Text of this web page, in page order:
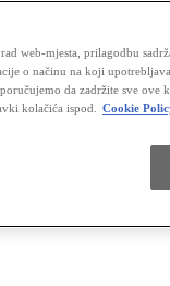
web-mjesta, prilagodbu
o načinu na koji
da zadržite sve ove
kolačića ispod.
Cookie